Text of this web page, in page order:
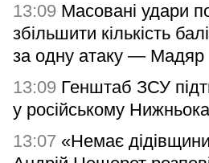
13:09 Масовані удари
збільшити кількість
за одну атаку — Мадяр
13:09 Генштаб ЗСУ
у російському
13:07 «Немає